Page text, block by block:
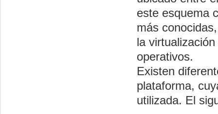
este esquema
más
la
operativos.
Existen
plataforma,
utilizada. El